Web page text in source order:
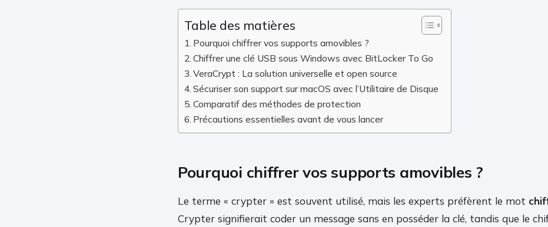
Table des matières
Pourquoi chiffrer vos supports amovibles ?
Chiffrer une clé USB sous Windows avec BitLocker To Go
VeraCrypt : La solution universelle et open source
Sécuriser son support sur macOS avec l’Utilitaire de Disque
Comparatif des méthodes de protection
Précautions essentielles avant de vous lancer
Pourquoi chiffrer vos supports amovibles ?
Le terme « crypter » est souvent utilisé, mais les experts préfèrent le mot
Crypter signifierait coder un message sans en posséder la clé, tandis que le